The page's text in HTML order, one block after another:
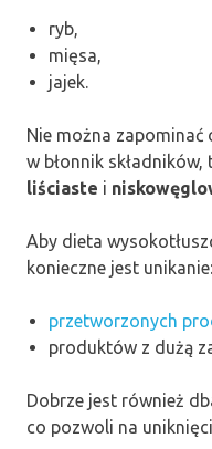
ryb,
mięsa,
jajek.
Nie można zapominać
w błonnik składników,
liściaste i
Aby dieta
konieczne jest unikanie:
przetworzonych
produktów z dużą
Dobrze jest również
co pozwoli na